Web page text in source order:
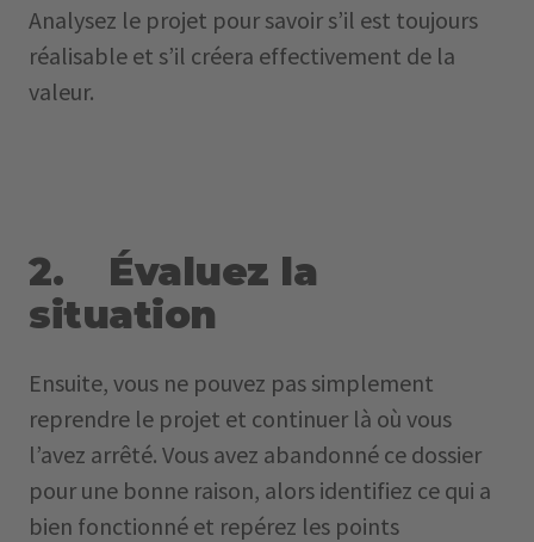
Analysez le projet pour savoir s’il est toujours
réalisable et s’il créera effectivement de la
valeur.
2. Évaluez la
situation
Ensuite, vous ne pouvez pas simplement
reprendre le projet et continuer là où vous
l’avez arrêté. Vous avez abandonné ce dossier
pour une bonne raison, alors identifiez ce qui a
bien fonctionné et repérez les points